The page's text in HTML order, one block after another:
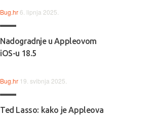
Bug.hr 6. lipnja 2025.
Nadogradnje u Appleovom
iOS-u 18.5
Bug.hr 19. svibnja 2025.
Ted Lasso: kako je Appleova